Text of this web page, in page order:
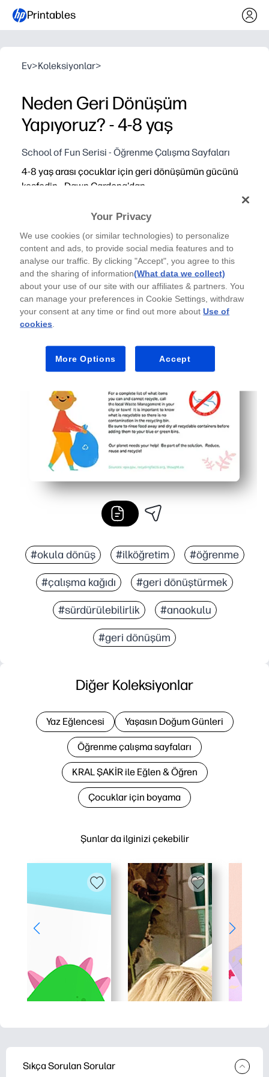
Printables
Ev>Koleksiyonlar>
Neden Geri Dönüşüm
Yapıyoruz? - 4-8 yaş
School of Fun Serisi - Öğrenme Çalışma Sayfaları
4-8 yaş arası çocuklar için geri dönüşümün gücünü
keşfedin - Dawn Cardona'dan
#okula dönüş #ilköğretim #öğrenme
#çalışma kağıdı #geri dönüştürmek
#sürdürülebilirlik #anaokulu
#geri dönüşüm
Şunlar da ilginizi çekebilir
Diğer Koleksiyonlar
Yaz Eğlencesi Yaşasın Doğum Günleri
Öğrenme çalışma sayfaları
KRAL ŞAKİR ile Eğlen & Öğren
Çocuklar için boyama
Sıkça Sorulan Sorular
Your Privacy
We use cookies (or similar technologies) to personalize
content and ads, to provide social media features and to
analyse our traffic. By clicking "Accept", you agree to this
and the sharing of information(What data we collect)
about your use of our site with our affiliates & partners. You
can manage your preferences in Cookie Settings, withdraw
your consent at any time or find out more aboutUse of
cookies
More Options Accept